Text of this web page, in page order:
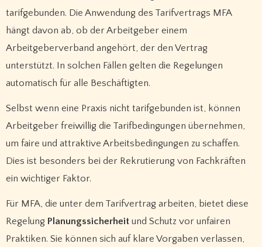
tarifgebunden. Die Anwendung des Tarifvertrags MFA
hängt davon ab, ob der Arbeitgeber einem
Arbeitgeberverband angehört, der den Vertrag
unterstützt. In solchen Fällen gelten die Regelungen
automatisch für alle Beschäftigten.
Selbst wenn eine Praxis nicht tarifgebunden ist, können
Arbeitgeber freiwillig die Tarifbedingungen übernehmen,
um faire und attraktive Arbeitsbedingungen zu schaffen.
Dies ist besonders bei der Rekrutierung von Fachkräften
ein wichtiger Faktor.
Für MFA, die unter dem Tarifvertrag arbeiten, bietet diese
Regelung Planungssicherheitund Schutz vor unfairen
Praktiken. Sie können sich auf klare Vorgaben verlassen,